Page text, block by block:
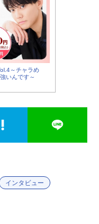
～チャラめ
いんです～
インタビュー